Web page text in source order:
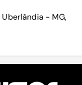
- MG,